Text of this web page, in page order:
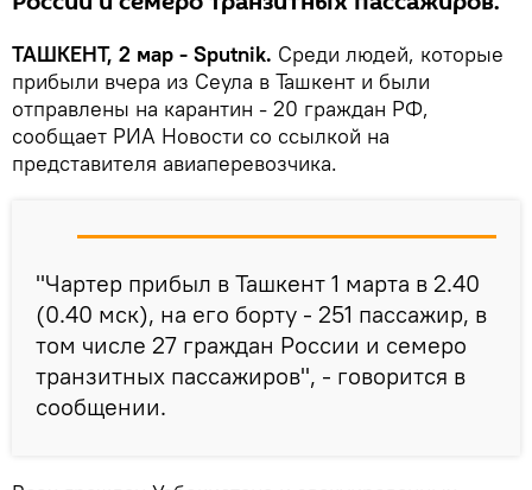
ТАШКЕНТ, 2 мар - Sputnik. Среди людей, которые
прибыли вчера из Сеула в Ташкент и были
отправлены на карантин - 20 граждан РФ,
сообщает РИА Новости со ссылкой на
представителя авиаперевозчика.
"Чартер прибыл в Ташкент 1 марта в 2.40
(0.40 мск), на его борту - 251 пассажир, в
том числе 27 граждан России и семеро
транзитных пассажиров", - говорится в
сообщении.